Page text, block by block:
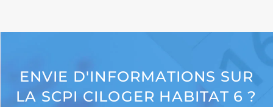
ENVIE D'INFORMATIONS SUR
LA SCPI CILOGER HABITAT 6 ?